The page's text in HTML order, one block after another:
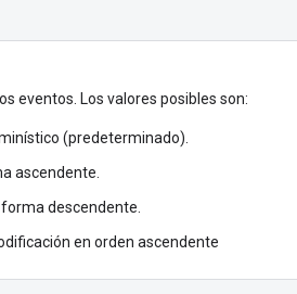
eventos. Los valores posibles son:
(predeterminado).
ascendente.
descendente.
en orden ascendente